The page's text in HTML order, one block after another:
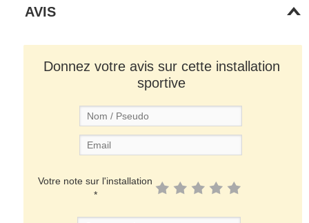
AVIS
Donnez votre avis sur cette installation
sportive
Votre note sur l'installation
*